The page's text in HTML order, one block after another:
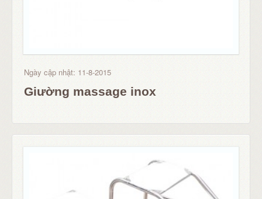
Ngày cập nhật: 11-8-2015
Giường massage inox